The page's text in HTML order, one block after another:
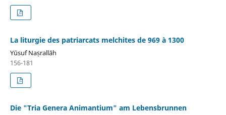
La liturgie des patriarcats melchites de 969 à 1300
Yūsuf Naṣrallāh
156-181
Die "Tria Genera Animantium" am Lebensbrunnen